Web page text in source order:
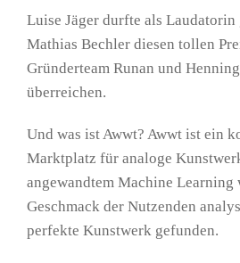
Luise Jäger durfte als Laudatorin
Mathias Bechler diesen tollen
Gründerteam Runan und
überreichen.
Und was ist Awwt? Awwt ist ein
Marktplatz für analoge
angewandtem Machine
Geschmack der Nutzenden
perfekte Kunstwerk gefunden.